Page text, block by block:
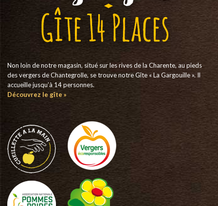
Non loin de notre magasin, situé sur les rives de la Charente, au pieds
des vergers de Chantegrolle, se trouve notre Gîte « La Gargouille ». Il
accueille jusqu’à 14 personnes.
Découvrez le gîte »